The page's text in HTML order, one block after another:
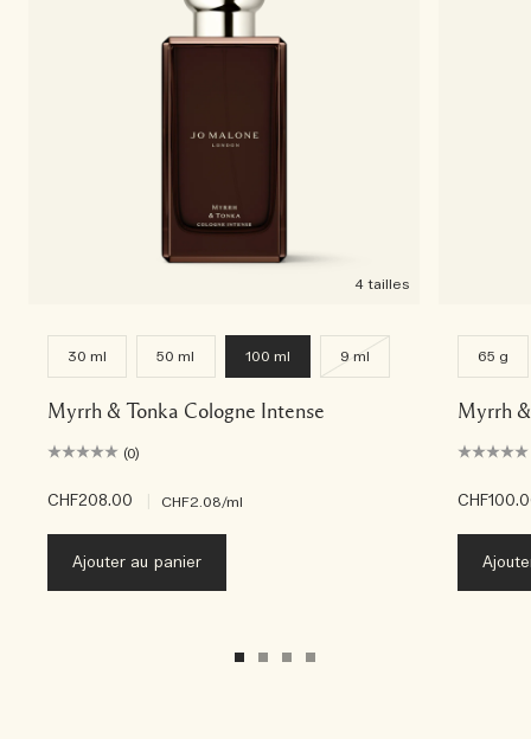
4 tailles
30 ml 50 ml 100 ml 9 ml
Myrrh & Tonka Cologne Intense
(0)
CHF208.00 CHF2.08/ml
Ajouter au panier
65 g
Myrrh